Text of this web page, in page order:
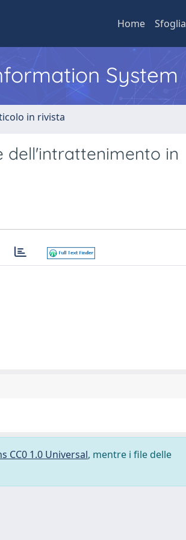
Home Sfoglia
System
in rivista
dell'intrattenimento in
CC0 1.0 Universal, mentre i file delle